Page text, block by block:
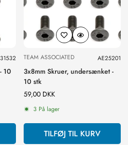
10
TEAM ASSOCIATED AE25201
3x8mm Skruer, undersænket -
10 stk
Normal
pris
59,00 DKK
3 På lager
TILFØJ TIL KURV